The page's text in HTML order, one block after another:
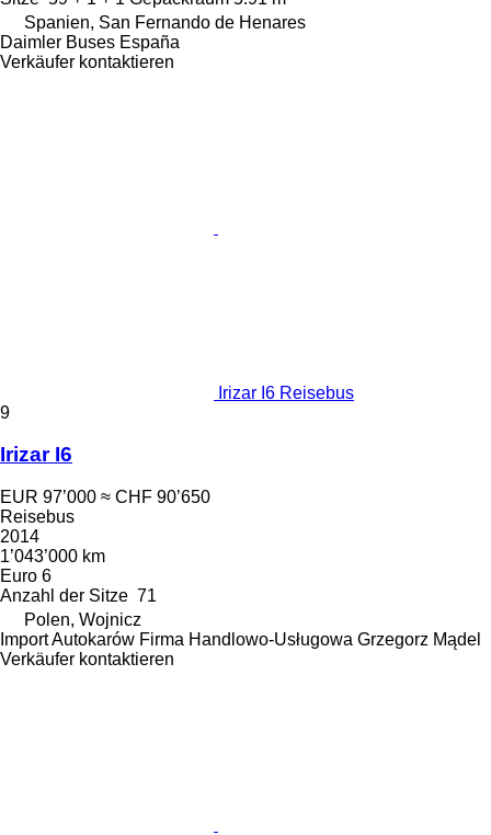
Spanien, San Fernando de Henares
Daimler Buses España
Verkäufer kontaktieren
Irizar I6 Reisebus
9
Irizar I6
EUR 97’000 ≈ CHF 90’650
Reisebus
2014
1’043’000 km
Euro 6
Anzahl der Sitze 71
Polen, Wojnicz
Import Autokarów Firma Handlowo-Usługowa Grzegorz Mądel
Verkäufer kontaktieren